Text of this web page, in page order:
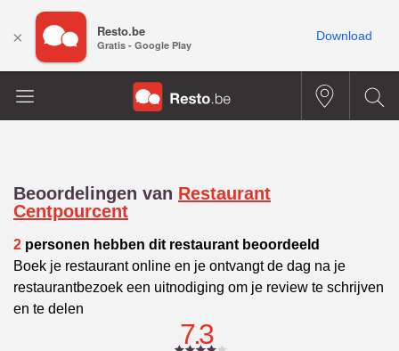
Beoordelingen van Restaurant
Centpourcent
2 personen hebben dit restaurant beoordeeld
Boek je restaurant online en je ontvangt de dag na je
restaurantbezoek een uitnodiging om je review te schrijven
en te delen
7.3
× Resto.be
Gratis - Google Play
Download